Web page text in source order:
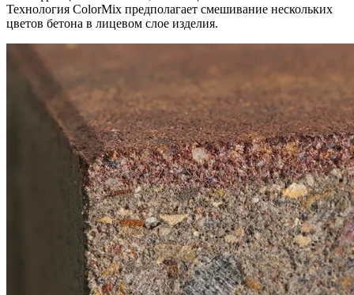
Технология ColorMix предполагает смешивание нескольких
цветов бетона в лицевом слое изделия.